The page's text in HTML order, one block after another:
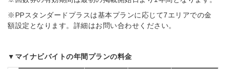
※PPスタンダードプラスは基本プランに応じて7エリアでの金
額設定となります。詳細はお問い合わせください。
▼マイナビバイトの年間プランの料金